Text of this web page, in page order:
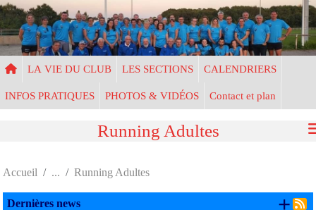
LA VIE DU CLUB LES SECTIONS CALENDRIERS
INFOS PRATIQUES PHOTOS & VIDÉOS Contact et plan
Running Adultes
Accueil Running Adultes
Dernières news +
Panneau de gestion des cookies